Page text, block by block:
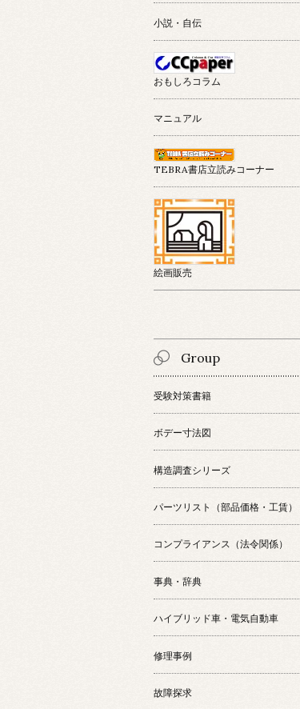
小説・自伝
おもしろコラム
マニュアル
TEBRA書店立読みコーナー
絵画販売
Group
受験対策書籍
ボデー寸法図
構造調査シリーズ
パーツリスト（部品価格・工賃）
コンプライアンス（法令関係）
事典・辞典
ハイブリッド車・電気自動車
修理事例
故障探求